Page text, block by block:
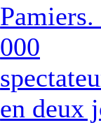
Pamiers.
000
en deux